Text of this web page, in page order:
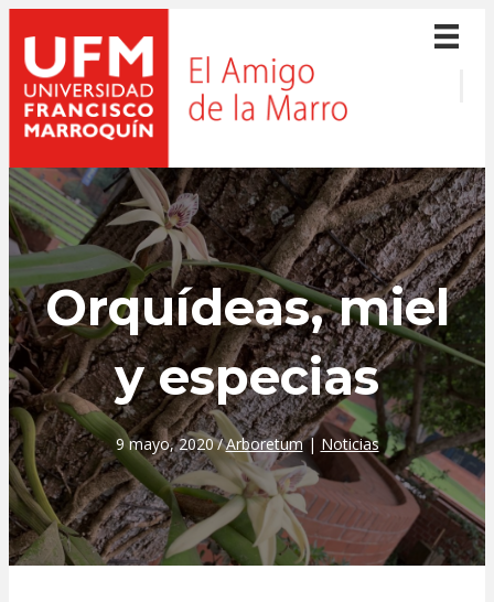
Orquídeas, miel
y especias
9 mayo, 2020/Arboretum| Noticias